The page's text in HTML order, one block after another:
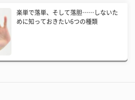
楽単で落単、そして落胆……しないた
めに知っておきたい6つの種類